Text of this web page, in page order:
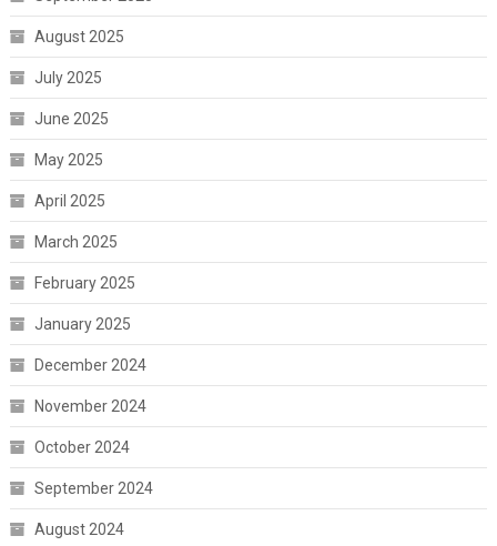
August 2025
July 2025
June 2025
May 2025
April 2025
March 2025
February 2025
January 2025
December 2024
November 2024
October 2024
September 2024
August 2024